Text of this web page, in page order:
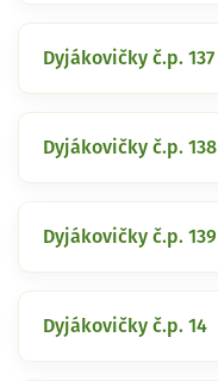
Dyjákovičky č.p. 137
Dyjákovičky č.p. 138
Dyjákovičky č.p. 139
Dyjákovičky č.p. 14